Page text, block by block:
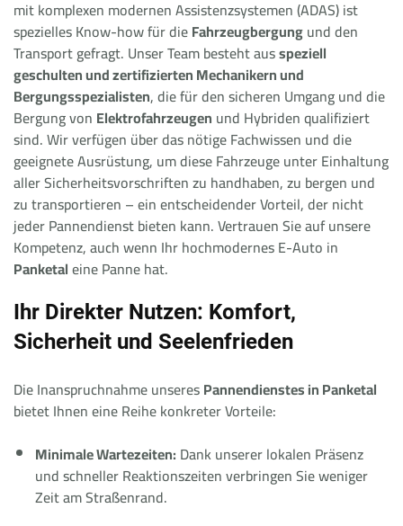
mit komplexen modernen Assistenzsystemen (ADAS) ist
spezielles Know-how für dieFahrzeugbergungund den
Transport gefragt. Unser Team besteht ausspeziell
geschulten und zertifizierten Mechanikern und
Bergungsspezialisten, die für den sicheren Umgang und die
Bergung von Elektrofahrzeugen und Hybriden qualifiziert
sind. Wir verfügen über das nötige Fachwissen und die
geeignete Ausrüstung, um diese Fahrzeuge unter Einhaltung
aller Sicherheitsvorschriften zu handhaben, zu bergen und
zu transportieren – ein entscheidender Vorteil, der nicht
jeder Pannendienst bieten kann. Vertrauen Sie auf unsere
Kompetenz, auch wenn Ihr hochmodernes E-Auto in
Panketaleine Panne hat.
Ihr Direkter Nutzen: Komfort,
Sicherheit und Seelenfrieden
Die Inanspruchnahme unseresPannendienstes in Panketal
bietet Ihnen eine Reihe konkreter Vorteile:
Minimale Wartezeiten: Dank unserer lokalen Präsenz
und schneller Reaktionszeiten verbringen Sie weniger
Zeit am Straßenrand.